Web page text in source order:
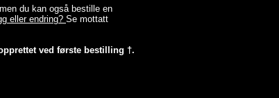
du kan også bestille en
eller endring? Se mottatt
ved første bestilling †.